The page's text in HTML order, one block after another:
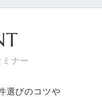
ナー
選びのコツや